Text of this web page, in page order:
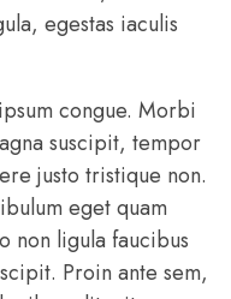
egestas iaculis
congue. Morbi
suscipit, tempor
justo tristique non.
eget quam
non ligula faucibus
Proin ante sem,